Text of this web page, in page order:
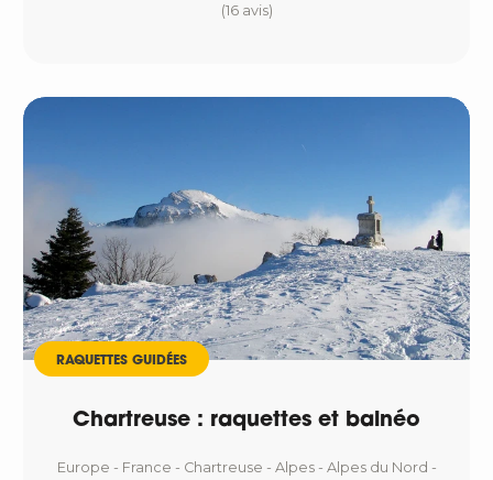
(16 avis)
RAQUETTES GUIDÉES
Chartreuse : raquettes et balnéo
Europe - France - Chartreuse - Alpes - Alpes du Nord -